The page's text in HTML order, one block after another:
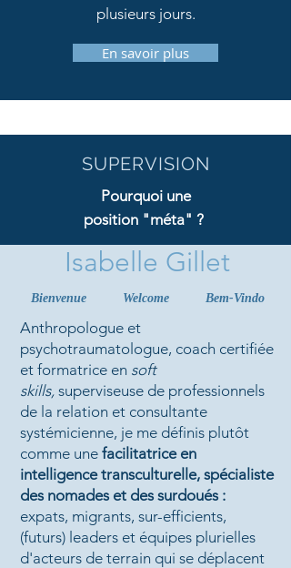
plusieurs jours.
En savoir plus
SUPERVISION
Pourquoi une
position "méta" ?
Parce que,d'en haut,on entend
mieuxles échos...
vision panoramique.
Inspiration.
Seul ou en groupe, une boussole pour
la direction et la distance nécessaire à
l'exercice serein de votre profession.
En savoir plus
Isabelle Gillet
Bienvenue WelcomeBem-Vindo
Anthropologue et
psychotraumatologue, coach certifiée
et formatrice en soft
skills, superviseuse de professionnels
de la relation et consultante
systémicienne, je me définis plutôt
comme une facilitatrice en
intelligence transculturelle, spécialiste
des nomades et des surdoués :
expats, migrants, sur-efficients,
(futurs) leaders et équipes plurielles
d'acteurs de terrain qui se déplacent